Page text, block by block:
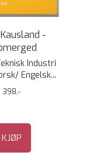
-
Industri
Engelsk...
398,-
KJØP